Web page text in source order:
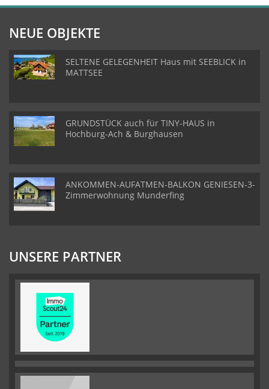
NEUE OBJEKTE
SELTENE GELEGENHEIT Haus mit SEEBLICK in
MATTSEE
GRUNDSTÜCK auch für TINY-HAUS in
Hochburg-Ach & Burghausen
ANKOMMEN-AUFATMEN-BALKON GENIESEN-3-
Zimmerwohnung Munderfing
UNSERE PARTNER